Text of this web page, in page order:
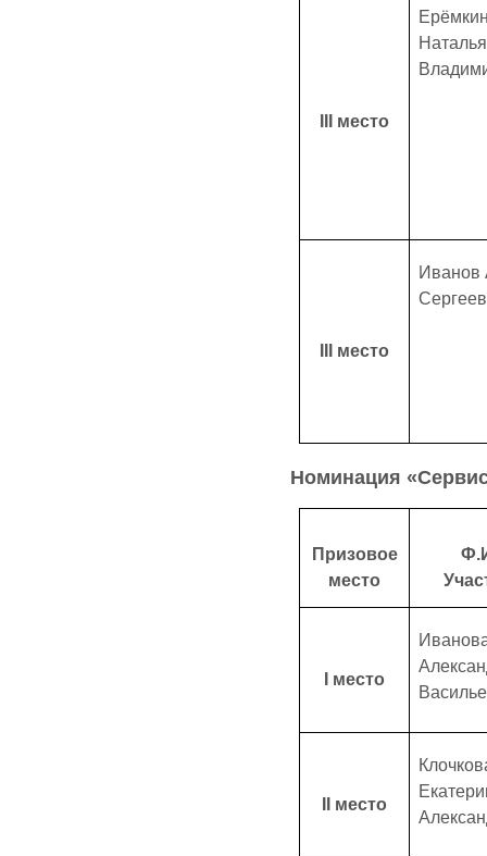
ΙΙΙ место
Наталья
ΙΙΙ место
Иванов
Номинация
Призовое
место
Ι место
ΙΙ место